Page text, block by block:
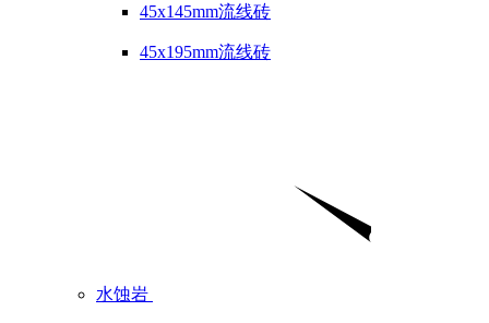
45x145mm流线砖
45x195mm流线砖
水蚀岩